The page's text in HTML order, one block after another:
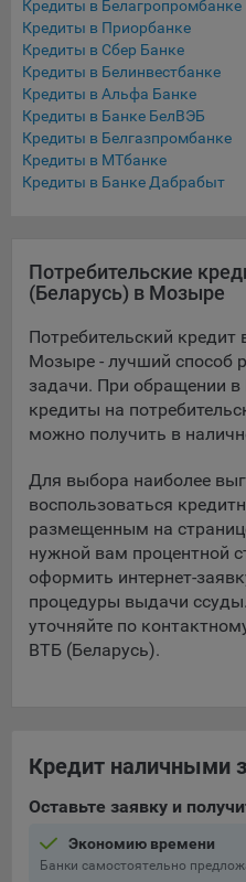
Подобные функции улучшают
пользователей с сайтом.
9.3. Файлы cookie
контента. Данные файлы
выборе пользователя на
позволяют Обществу
выбранном пользователем
настройках для того, чтобы
Яндекс.Метрика, Google
собирают информацию о том,
использовал сайты, и
улучшения.
Аналитические файлы cookie
сайта Общества посещаются
выявлять трудности,
рекламы. Благодаря этому у
составить представление о
сайта в целом. Общество
анализа трафика на сайтах.
9.5. Файлы cookie,
аудитории и в рекламных
Google Analytics.
(статистические),
время пользования сайтом;
Остальные - не более года.
Кредиты в Белагропромбанке
Кредиты в Приорбанке
Кредиты в Сбер Банке
Кредиты в Белинвестбанке
Кредиты в Альфа Банке
Кредиты в Банке БелВЭБ
Кредиты в Белгазпромбанке
Кредиты в МТбанке
Кредиты в Банке Дабрабыт
Потребительские
(Беларусь) в Мозыре
Потребительский
Мозыре - лучший способ
задачи. При обращении
кредиты на
можно получить в
Для выбора наиболее
воспользоваться
размещенным на
нужной вам процентной
оформить интернет-
процедуры выдачи
уточняйте по
ВТБ (Беларусь).
Кредит наличными
Оставьте заявку и
Экономию времени
Банки самостоятельно